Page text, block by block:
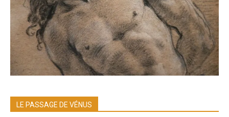
LE PASSAGE DE VÉNUS